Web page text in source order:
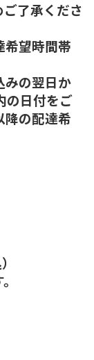
了承くださ
望時間帯
の翌日か
の日付をご
降の配達希